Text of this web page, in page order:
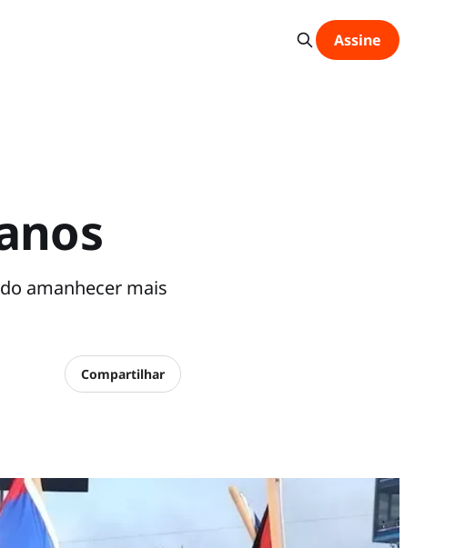
Assine
amanhecer mais
Compartilhar